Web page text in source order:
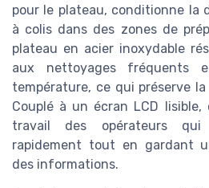
pour le plateau, conditionne la
à colis dans des zones de
plateau en acier inoxydable
aux nettoyages fréquents
température, ce qui préserve
Couplé à un écran LCD
travail des opérateurs
rapidement tout en gardant
des informations.